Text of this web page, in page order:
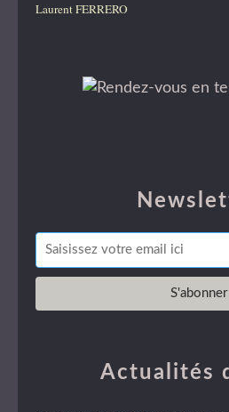
Laurent FERRERO
Actualités